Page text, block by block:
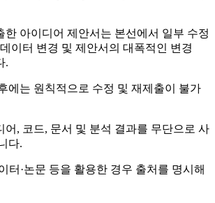
한 아이디어 제안서는 본선에서 일부 수정
이터 변경 및 제안서의 대폭적인 변경
.
에는 원칙적으로 수정 및 재제출이 불가
어, 코드, 문서 및 분석 결과를 무단으로 사
다.
터·논문 등을 활용한 경우 출처를 명시해